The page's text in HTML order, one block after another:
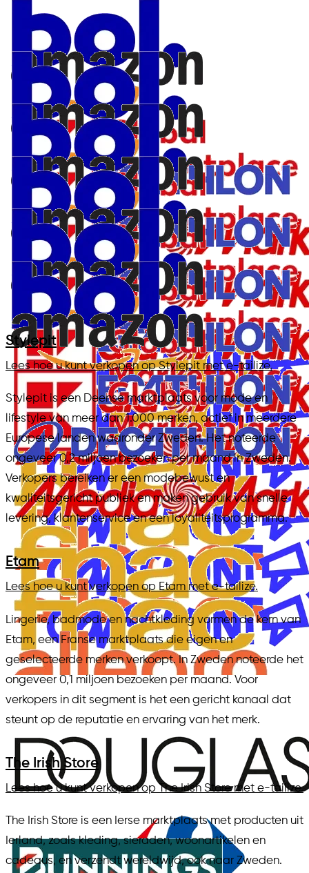
Stylepit
Lees hoe u kunt verkopen op Stylepit met e-tailize.
Stylepit is een Deense marktplaats voor mode en
lifestyle van meer dan 1.000 merken, actief in meerdere
Europese landen waaronder Zweden. Het noteerde
ongeveer 0,2 miljoen bezoeken per maand in Zweden.
Verkopers bereiken er een modebewust en
kwaliteitsgericht publiek en maken gebruik van snelle
levering, klantenservice en een loyaliteitsprogramma.
Etam
Lees hoe u kunt verkopen op Etam met e-tailize.
Lingerie, badmode en nachtkleding vormen de kern van
Etam, een Franse marktplaats die eigen en
geselecteerde merken verkoopt. In Zweden noteerde het
ongeveer 0,1 miljoen bezoeken per maand. Voor
verkopers in dit segment is het een gericht kanaal dat
steunt op de reputatie en ervaring van het merk.
The Irish Store
Lees hoe u kunt verkopen op The Irish Store met e-tailize.
The Irish Store is een Ierse marktplaats met producten uit
Ierland, zoals kleding, sieraden, woonartikelen en
cadeaus, en verzendt wereldwijd, ook naar Zweden.